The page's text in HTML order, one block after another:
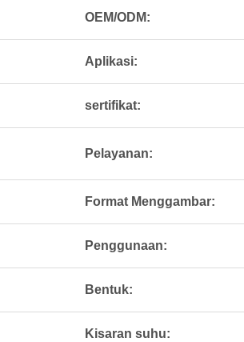
OEM/ODM:
Aplikasi:
sertifikat:
Pelayanan:
Format Menggambar:
Penggunaan:
Bentuk:
Kisaran suhu: